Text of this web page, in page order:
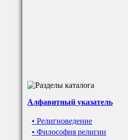
Алфавитный указатель
• Религиоведение
• Философия религии